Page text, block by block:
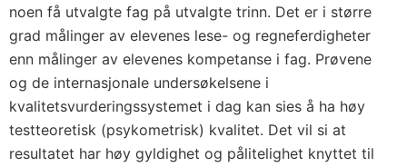
noen få utvalgte fag på utvalgte trinn. Det er i større
grad målinger av elevenes lese- og regneferdigheter
enn målinger av elevenes kompetanse i fag. Prøvene
og de internasjonale undersøkelsene i
kvalitetsvurderingssystemet i dag kan sies å ha høy
testteoretisk (psykometrisk) kvalitet. Det vil si at
resultatet har høy gyldighet og pålitelighet knyttet til